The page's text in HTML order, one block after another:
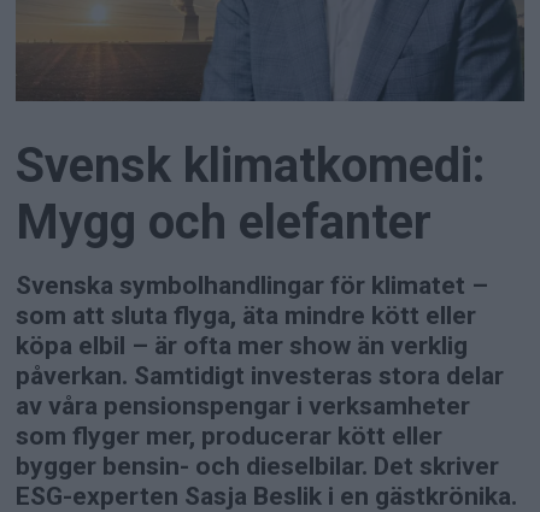
Svensk klimatkomedi:
Mygg och elefanter
Svenska symbolhandlingar för klimatet –
som att sluta flyga, äta mindre kött eller
köpa elbil – är ofta mer show än verklig
påverkan. Samtidigt investeras stora delar
av våra pensionspengar i verksamheter
som flyger mer, producerar kött eller
bygger bensin- och dieselbilar. Det skriver
ESG-experten Sasja Beslik i en gästkrönika.